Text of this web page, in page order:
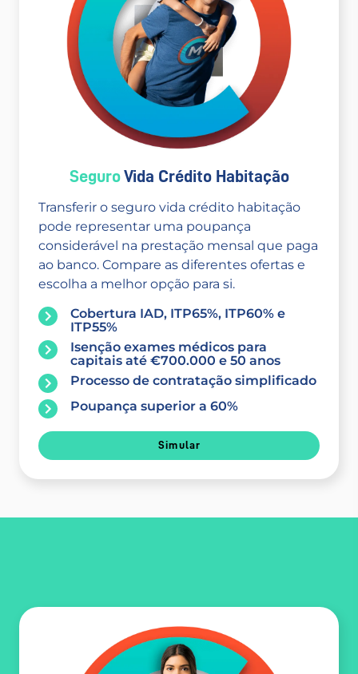
SeguroVida Crédito Habitação
Transferir o seguro vida crédito habitação
pode representar uma poupança
considerável na prestação mensal que paga
ao banco. Compare as diferentes ofertas e
escolha a melhor opção para si.
Cobertura IAD, ITP65%, ITP60% e
ITP55%
Isenção exames médicos para
capitais até €700.000 e 50 anos
Processo de contratação simplificado
Poupança superior a 60%
Simular